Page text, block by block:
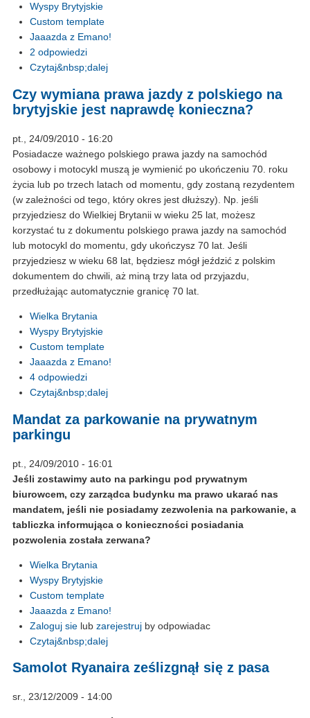
Wyspy Brytyjskie
Custom template
Jaaazda z Emano!
2 odpowiedzi
Czytaj&nbsp;dalej
Czy wymiana prawa jazdy z polskiego na
brytyjskie jest naprawdę konieczna?
pt., 24/09/2010 - 16:20
Posiadacze ważnego polskiego prawa jazdy na samochód
osobowy i motocykl muszą je wymienić po ukończeniu 70. roku
życia lub po trzech latach od momentu, gdy zostaną rezydentem
(w zależności od tego, który okres jest dłuższy). Np. jeśli
przyjedziesz do Wielkiej Brytanii w wieku 25 lat, możesz
korzystać tu z dokumentu polskiego prawa jazdy na samochód
lub motocykl do momentu, gdy ukończysz 70 lat. Jeśli
przyjedziesz w wieku 68 lat, będziesz mógł jeździć z polskim
dokumentem do chwili, aż miną trzy lata od przyjazdu,
przedłużając automatycznie granicę 70 lat.
Wielka Brytania
Wyspy Brytyjskie
Custom template
Jaaazda z Emano!
4 odpowiedzi
Czytaj&nbsp;dalej
Mandat za parkowanie na prywatnym
parkingu
pt., 24/09/2010 - 16:01
Jeśli zostawimy auto na parkingu pod prywatnym
biurowcem, czy zarządca budynku ma prawo ukarać nas
mandatem, jeśli nie posiadamy zezwolenia na parkowanie, a
tabliczka informująca o konieczności posiadania
pozwolenia została zerwana?
Wielka Brytania
Wyspy Brytyjskie
Custom template
Jaaazda z Emano!
Zaloguj sie lub zarejestruj by odpowiadac
Czytaj&nbsp;dalej
Samolot Ryanaira ześlizgnął się z pasa
sr., 23/12/2009 - 14:00